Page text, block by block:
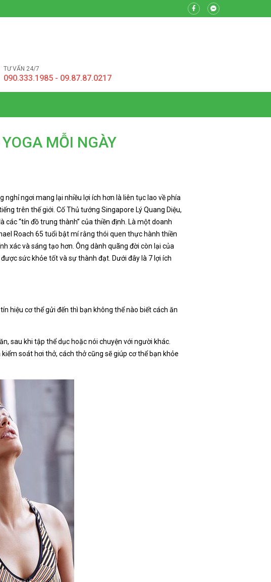
TƯ VẤN 24/7
090.333.1985 - 09.87.87.0217
MỖI NGÀY
ngơi mang lại nhiều lợi ích hơn là liên tục lao về phía
trên thế giới. Cố Thủ tướng Singapore Lý Quang Diệu,
“tín đồ trung thành” của thiền định. Là một doanh
Roach 65 tuổi bật mí rằng thói quen thực hành thiền
xác và sáng tạo hơn. Ông dành quãng đời còn lại của
sức khỏe tốt và sự thành đạt. Dưới đây là 7 lợi ích
hiệu cơ thể gửi đến thì bạn không thể nào biết cách ăn
sau khi tập thể dục hoặc nói chuyện với người khác.
soát hơi thở, cách thở cũng sẽ giúp cơ thể bạn khỏe